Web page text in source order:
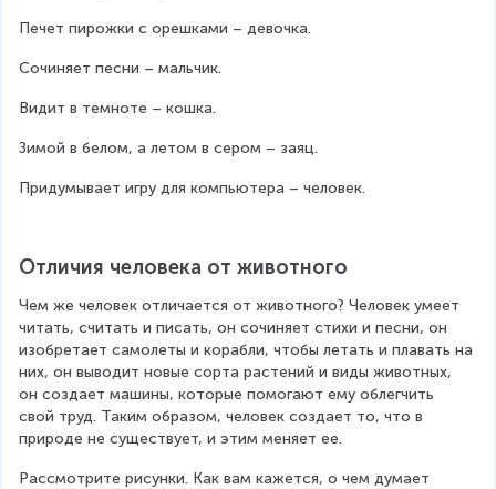
Печет пирожки с орешками – девочка.
Сочиняет песни – мальчик.
Видит в темноте – кошка.
Зимой в белом, а летом в сером – заяц.
Придумывает игру для компьютера – человек.
Отличия человека от животного
Чем же человек отличается от животного? Человек умеет
читать, считать и писать, он сочиняет стихи и песни, он
изобретает самолеты и корабли, чтобы летать и плавать на
них, он выводит новые сорта растений и виды животных,
он создает машины, которые помогают ему облегчить
свой труд. Таким образом, человек создает то, что в
природе не существует, и этим меняет ее.
Рассмотрите рисунки. Как вам кажется, о чем думает